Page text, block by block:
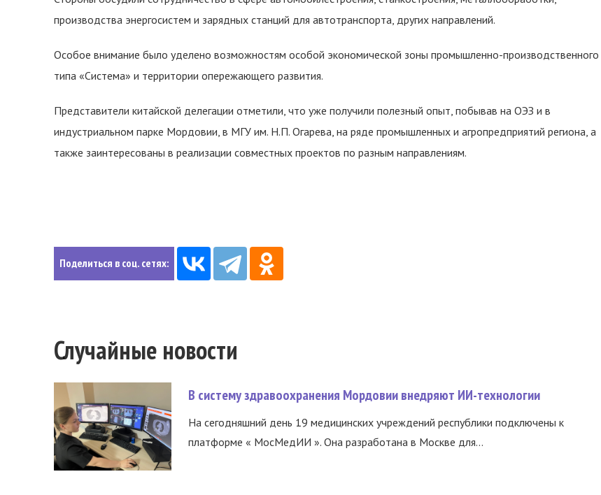
производства энергосистем и зарядных станций для автотранспорта, других направлений.
Особое внимание было уделено возможностям особой экономической зоны промышленно-производственного
типа «Система» и территории опережающего развития.
Представители китайской делегации отметили, что уже получили полезный опыт, побывав на ОЭЗ и в
индустриальном парке Мордовии, в МГУ им. Н.П. Огарева, на ряде промышленных и агропредприятий региона, а
также заинтересованы в реализации совместных проектов по разным направлениям.
Поделиться в соц. сетях:
Случайные новости
В систему здравоохранения Мордовии внедряют ИИ-технологии
На сегодняшний день 19 медицинских учреждений республики подключены к
платформе « МосМедИИ ». Она разработана в Москве для...